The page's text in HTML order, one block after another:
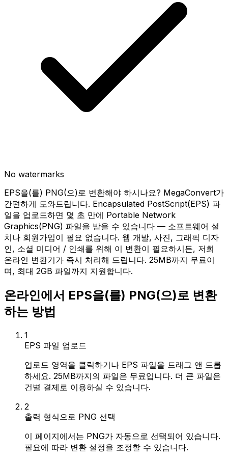
No watermarks
EPS을(를) PNG(으)로 변환해야 하시나요? MegaConvert가
간편하게 도와드립니다. Encapsulated PostScript(EPS) 파
일을 업로드하면 몇 초 만에 Portable Network
Graphics(PNG) 파일을 받을 수 있습니다 — 소프트웨어 설
치나 회원가입이 필요 없습니다. 웹 개발, 사진, 그래픽 디자
인, 소셜 미디어 / 인쇄를 위해 이 변환이 필요하시든, 저희
온라인 변환기가 즉시 처리해 드립니다. 25MB까지 무료이
며, 최대 2GB 파일까지 지원합니다.
온라인에서 EPS을(를) PNG(으)로 변환
하는 방법
1
EPS 파일 업로드
업로드 영역을 클릭하거나 EPS 파일을 드래그 앤 드롭
하세요. 25MB까지의 파일은 무료입니다. 더 큰 파일은
건별 결제로 이용하실 수 있습니다.
2
출력 형식으로 PNG 선택
이 페이지에서는 PNG가 자동으로 선택되어 있습니다.
필요에 따라 변환 설정을 조정할 수 있습니다.